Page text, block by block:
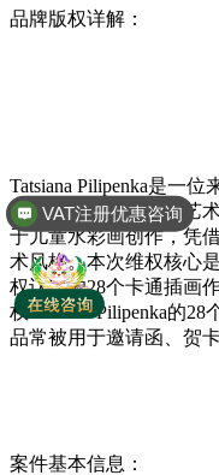
品牌版权详解：
Tatsiana Pilipenka是一
图案设计师，在专业艺
于儿童水彩画创作，凭
术风格。本次维权核心
权认证的28个卡通插画
权Tatsiana Pilipenka的
品常被用于邀请函、贺
案件基本信息：
VAT注册优惠咨询